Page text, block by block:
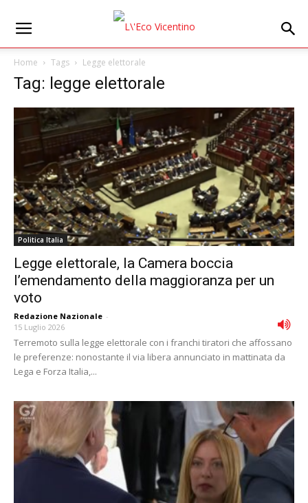
Home Tags Legge elettorale
Tag: legge elettorale
Politica Italia
Legge elettorale, la Camera boccia
l’emendamento della maggioranza per un
voto
Redazione Nazionale -
15 Luglio 2026
Terremoto sulla legge elettorale con i franchi tiratori che affossano
le preferenze: nonostante il via libera annunciato in mattinata da
Lega e Forza Italia,...